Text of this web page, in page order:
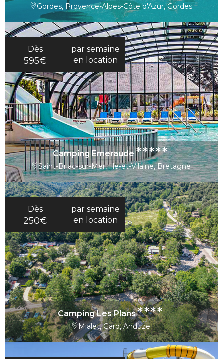
Gordes, Provence-Alpes-Côte d'Azur, Gordes
Dès
595€
par semaine
en location
Camping Emeraude *****
Saint-Briac-sur-Mer, Ille-et-Vilaine, Bretagne
Dès
250€
par semaine
en location
Camping Les Plans****
Mialet, Gard, Anduze